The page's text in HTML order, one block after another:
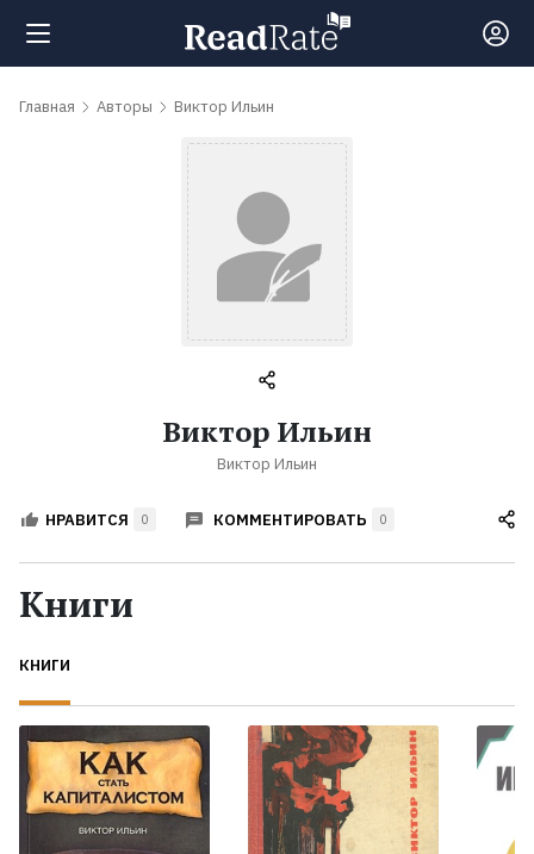
Поиск
обсуждаемые
Авторы
Жанры
Экранизации
Коллекции
Главная Авторы Виктор Ильин
Виктор Ильин
Виктор Ильин
НРАВИТСЯ 0 КОММЕНТИРОВАТЬ 0
Книги
КНИГИ